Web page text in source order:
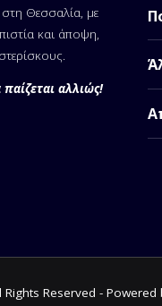
Θεσσαλία, με
και άποψη,
αλλιώς!
Rights Reserved -